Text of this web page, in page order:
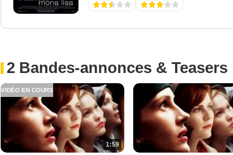
2 Bandes-annonces & Teasers
1:59
VIDÉO EN COURS